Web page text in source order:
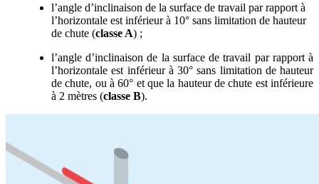
l’angle d’inclinaison de la surface de travail par rapport à
l’horizontale est inférieur à 10° sans limitation de hauteur
de chute (classe A) ;
l’angle d’inclinaison de la surface de travail par rapport à
l’horizontale est inférieur à 30° sans limitation de hauteur
de chute, ou à 60° et que la hauteur de chute est inférieure
à 2 mètres (classe B).